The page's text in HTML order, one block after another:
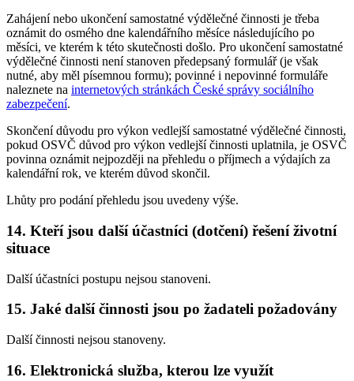
Zahájení nebo ukončení samostatné výdělečné činnosti je třeba
oznámit do osmého dne kalendářního měsíce následujícího po
měsíci, ve kterém k této skutečnosti došlo. Pro ukončení samostatné
výdělečné činnosti není stanoven předepsaný formulář (je však
nutné, aby měl písemnou formu); povinné i nepovinné formuláře
naleznete na internetových stránkách České správy sociálního
zabezpečení.
Skončení důvodu pro výkon vedlejší samostatné výdělečné činnosti,
pokud OSVČ důvod pro výkon vedlejší činnosti uplatnila, je OSVČ
povinna oznámit nejpozději na přehledu o příjmech a výdajích za
kalendářní rok, ve kterém důvod skončil.
Lhůty pro podání přehledu jsou uvedeny výše.
14. Kteří jsou další účastníci (dotčení) řešení životní
situace
Další účastníci postupu nejsou stanoveni.
15. Jaké další činnosti jsou po žadateli požadovány
Další činnosti nejsou stanoveny.
16. Elektronická služba, kterou lze využít